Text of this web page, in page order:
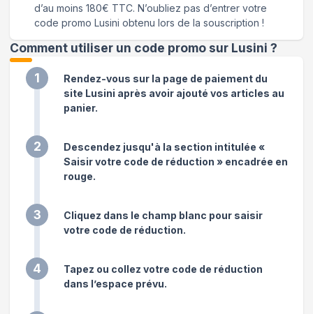
d’au moins 180€ TTC. N’oubliez pas d’entrer votre
code promo Lusini obtenu lors de la souscription !
Comment utiliser un code promo sur Lusini ?
1
Rendez-vous sur la page de paiement du
site Lusini après avoir ajouté vos articles au
panier.
2
Descendez jusqu'à la section intitulée «
Saisir votre code de réduction » encadrée en
rouge.
3
Cliquez dans le champ blanc pour saisir
votre code de réduction.
4
Tapez ou collez votre code de réduction
dans l’espace prévu.